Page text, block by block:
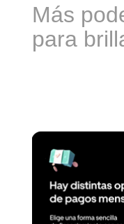
Más
para